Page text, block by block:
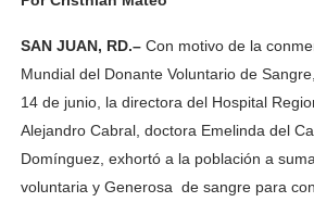
SAN JUAN, RD.– Con motivo de la
Mundial del Donante Voluntario de
14 de junio, la directora del Hospital
Alejandro Cabral, doctora Emelinda del
Domínguez, exhortó a la población a
voluntaria y Generosa  de sangre para